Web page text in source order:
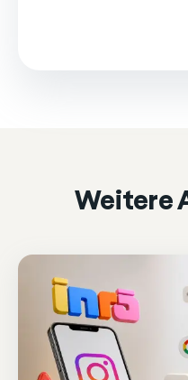
Weitere